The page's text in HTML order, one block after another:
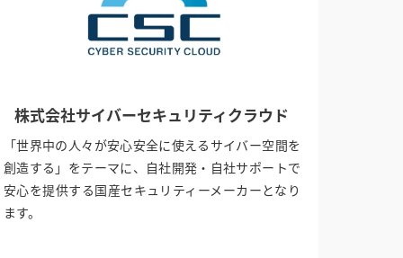
株式会社サイバーセキュリティクラウド
「世界中の人々が安心安全に使えるサイバー空間を
創造する」をテーマに、自社開発・自社サポートで
安心を提供する国産セキュリティーメーカーとなり
ます。